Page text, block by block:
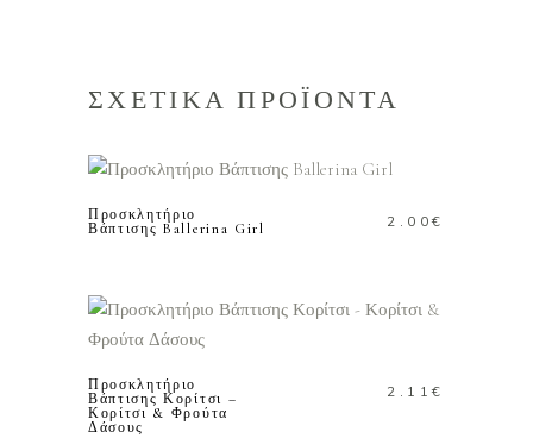
ΣΧΕΤΙΚΑ ΠΡΟΪΟΝΤΑ
Προσκλητήριο
Βάπτισης Ballerina Girl
2.00€
ΠΡΟΣΘΗΚΗ ΣΤΟ
Προσκλητήριο
Βάπτισης Κορίτσι –
Κορίτσι & Φρούτα
Δάσους
2.11€